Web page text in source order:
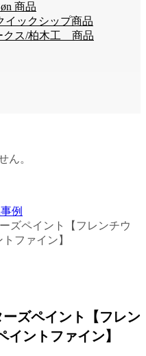
商品
ックシップ商品
クス/柏木工 商品
ん。
例
ズペイント【フレンチウ
ファイン】
ーズペイント【フレン
ントファイン】